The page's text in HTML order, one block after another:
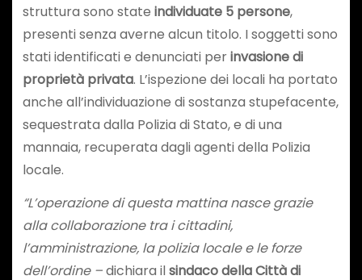
struttura sono state individuate 5 persone,
presenti senza averne alcun titolo. I soggetti sono
stati identificati e denunciati perinvasione di
proprietà privata. L’ispezione dei locali ha portato
anche all’individuazione di sostanza stupefacente,
sequestrata dalla Polizia di Stato, e di una
mannaia, recuperata dagli agenti della Polizia
locale.
“L’operazione di questa mattina nasce grazie
alla collaborazione tra i cittadini,
l’amministrazione, la polizia locale e le forze
dell’ordine –dichiara ilsindaco della Città di